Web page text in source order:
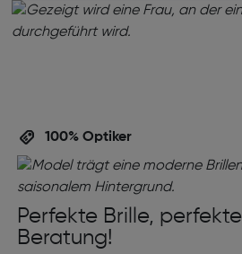
100% Optiker
Perfekte Brille, perfekte
Beratung!